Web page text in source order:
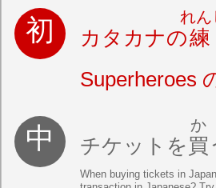
カタカナの
れん
Superheroes
チケットを買
か
When buying tickets in